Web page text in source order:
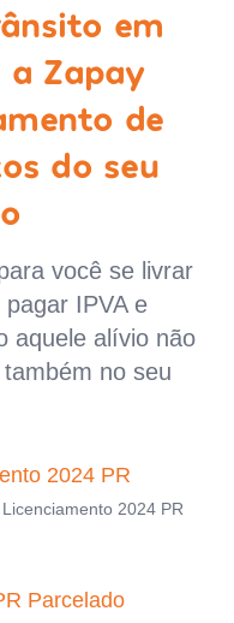
em
a Zapay
de
do seu
você se livrar
IPVA e
aquele alívio não
no seu
2024 PR
2024 PR
Parcelado